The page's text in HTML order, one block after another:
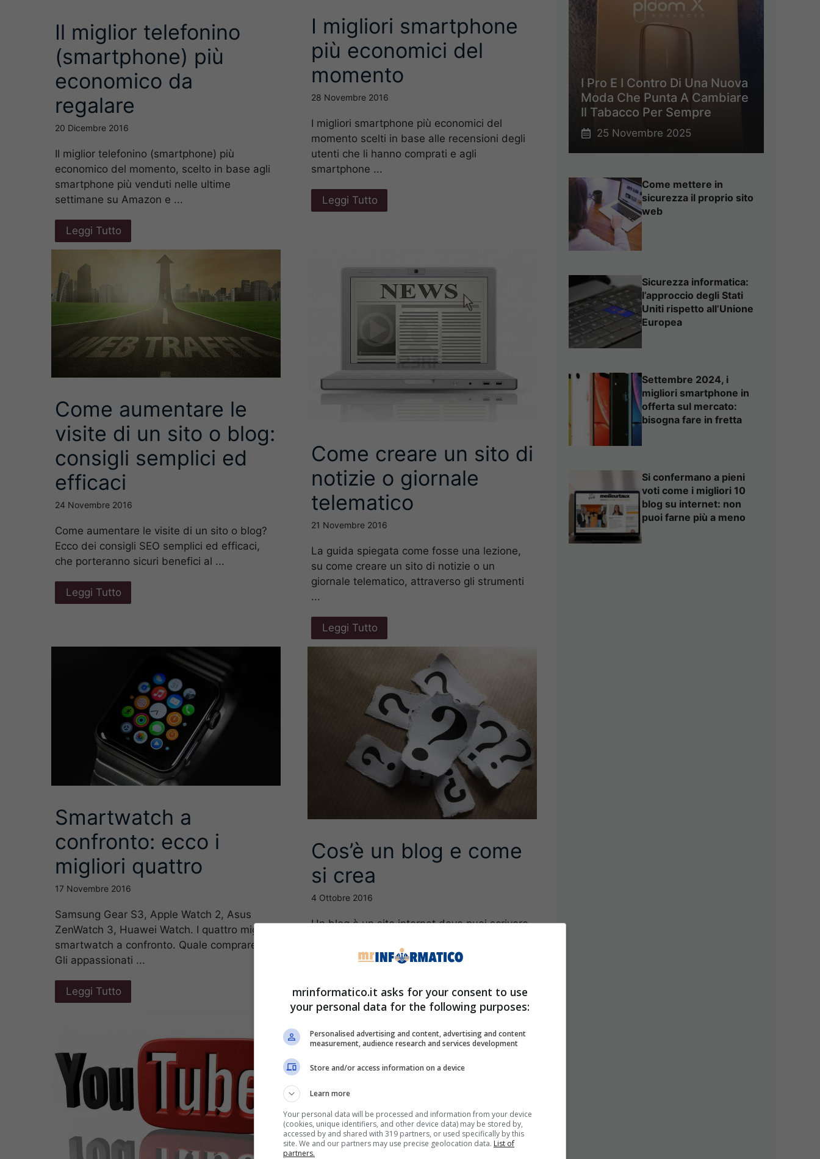
Il miglior telefonino
(smartphone) più
economico da
regalare
20 Dicembre 2016
Il miglior telefonino (smartphone) più
economico del momento, scelto in base agli
smartphone più venduti nelle ultime
settimane su Amazon e ...
Leggi Tutto
I migliori smartphone
più economici del
momento
28 Novembre 2016
I migliori smartphone più economici del
momento scelti in base alle recensioni degli
utenti che li hanno comprati e agli
smartphone ...
Leggi Tutto
Come aumentare le
visite di un sito o blog:
consigli semplici ed
efficaci
24 Novembre 2016
Come aumentare le visite di un sito o blog?
Ecco dei consigli SEO semplici ed efficaci,
che porteranno sicuri benefici al ...
Leggi Tutto
Come creare un sito di
notizie o giornale
telematico
21 Novembre 2016
La guida spiegata come fosse una lezione,
su come creare un sito di notizie o un
giornale telematico, attraverso gli strumenti
...
Leggi Tutto
Smartwatch a
confronto: ecco i
migliori quattro
17 Novembre 2016
Samsung Gear S3, Apple Watch 2, Asus
ZenWatch 3, Huawei Watch. I quattro migliori
smartwatch a confronto. Quale comprare?
Gli appassionati ...
Leggi Tutto
Cos’è un blog e come
si crea
4 Ottobre 2016
Un blog è un sito internet dove puoi scrivere
argomento e renderle ...
Leggi Tutto
I Pro E I Contro Di Una Nuova
Moda Che Punta A Cambiare
Il Tabacco Per Sempre
25 Novembre 2025
Come mettere in
sicurezza il proprio sito
web
Sicurezza informatica:
l’approccio degli Stati
Uniti rispetto all’Unione
Europea
Settembre 2024, i
migliori smartphone in
offerta sul mercato:
bisogna fare in fretta
Si confermano a pieni
voti come i migliori 10
blog su internet: non
puoi farne più a meno
mrinformatico.it asks for your consent to use
your personal data for the following purposes:
Personalised advertising and content, advertising and content
measurement, audience research and services development
Store and/or access information on a device
Learn more
Your personal data will be processed and information from your device
(cookies, unique identifiers, and other device data) may be stored by,
accessed by and shared with 319 partners, or used specifically by this
site. We and our partners may use precise geolocation data. List of
partners.